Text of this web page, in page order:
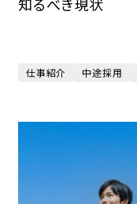
仕事紹介 中途採用